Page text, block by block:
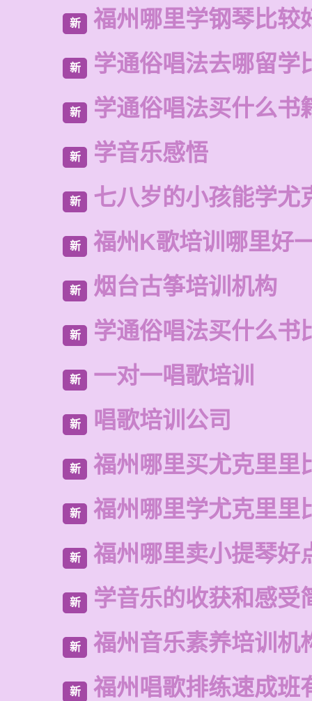
新 福州哪里学钢琴比较
新 学通俗唱法去哪留学
新 学通俗唱法买什么书
新 学音乐感悟
新 七八岁的小孩能学尤
新 福州K歌培训哪里好
新 烟台古筝培训机构
新 学通俗唱法买什么书
新 一对一唱歌培训
新 唱歌培训公司
新 福州哪里买尤克里里
新 福州哪里学尤克里里
新 福州哪里卖小提琴好
新 学音乐的收获和感受
新 福州音乐素养培训机
新 福州唱歌排练速成班